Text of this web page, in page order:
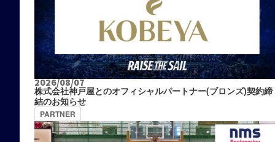
2026/08/07
株式会社神戸屋とのオフィシャルパートナー(ブロンズ)契約締
結のお知らせ
PARTNER